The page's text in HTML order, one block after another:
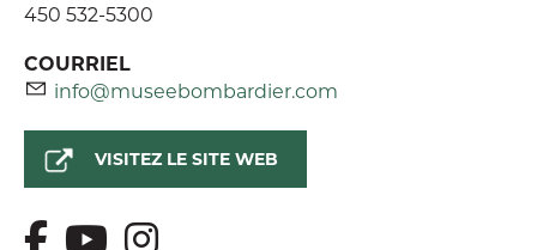
450 532-5300
COURRIEL
info@museebombardier.com
VISITEZ LE SITE WEB